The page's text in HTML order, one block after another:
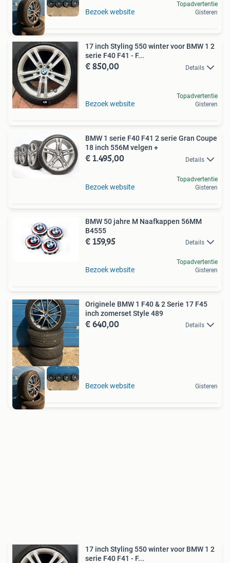
Bezoek website
Topadvertentie
Gisteren
17 inch Styling 550 winter voor BMW 1 2
serie F40 F41 - F...
€ 850,00 Details
Bezoek website
Topadvertentie
Gisteren
BMW 1 serie F40 F41 2 serie Gran Coupe
18 inch 556M velgen +
€ 1.495,00 Details
Bezoek website
Topadvertentie
Gisteren
BMW 50 jahre M Naafkappen 56MM
B4555
€ 159,95 Details
Bezoek website
Topadvertentie
Gisteren
Originele BMW 1 F40 & 2 Serie 17 F45
inch zomerset Style 489
€ 640,00 Details
Bezoek website Gisteren
17 inch Styling 550 winter voor BMW 1 2
serie F40 F41 - F...